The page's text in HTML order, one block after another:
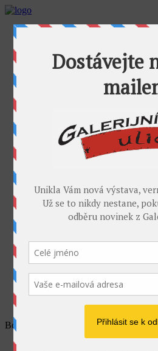
AKTUALITY
GALERIE U FOŤÁKA
Takoví jsme byli
I. sympozium výtvarníků
II. sympozium výtvarníků
Galerijní rybník
V. sympozium výtvarníků
DESET
KONTAKT
Bohumil Eliáš Stavba tvarů 77×77 cm,